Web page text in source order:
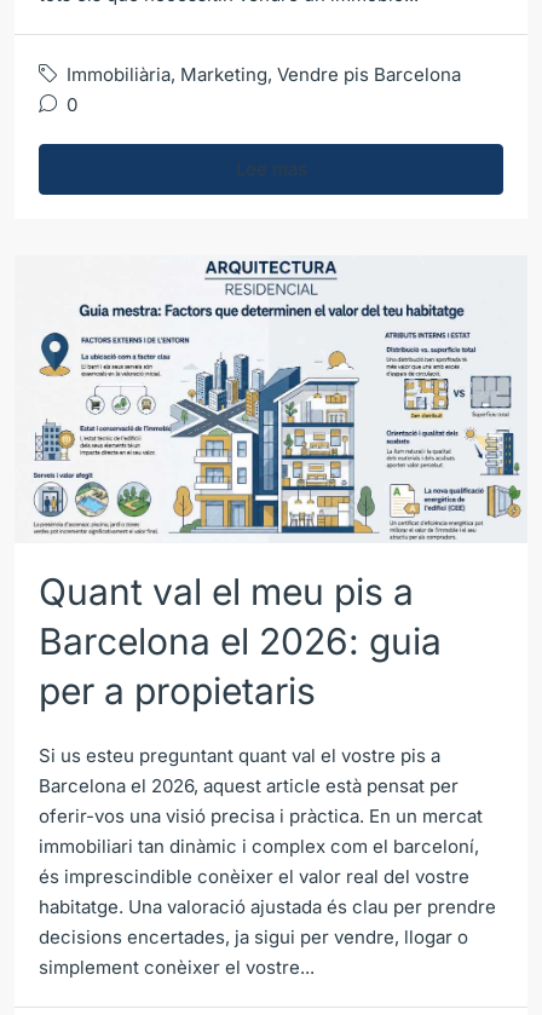
Immobiliària, Marketing, Vendre pis Barcelona
0
Lee mas
Quant val el meu pis a
Barcelona el 2026: guia
per a propietaris
Si us esteu preguntant quant val el vostre pis a
Barcelona el 2026, aquest article està pensat per
oferir-vos una visió precisa i pràctica. En un mercat
immobiliari tan dinàmic i complex com el barceloní,
és imprescindible conèixer el valor real del vostre
habitatge. Una valoració ajustada és clau per prendre
decisions encertades, ja sigui per vendre, llogar o
simplement conèixer el vostre...